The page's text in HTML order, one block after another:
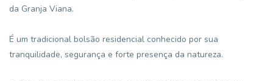
da Granja Viana.
É um tradicional bolsão residencial conhecido por sua
tranquilidade, segurança e forte presença da natureza.